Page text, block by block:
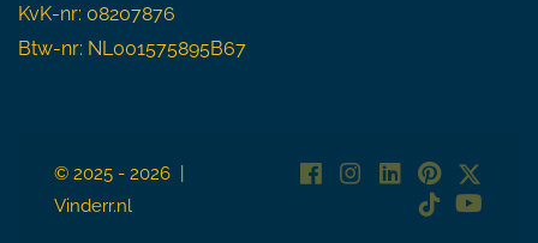
KvK-nr: 08207876
Btw-nr: NL001575895B67
© 2025 - 2026 |
Vinderr.nl